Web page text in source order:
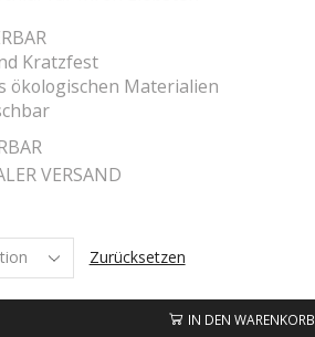
Kratzfest
ökologischen Materialien
VERSAND
Zurücksetzen
IN DEN WARENKORB